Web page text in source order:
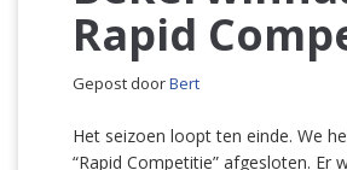
Rapid
Gepost doorBert
Het seizoen loopt ten einde. We
“Rapid Competitie” afgesloten. Er